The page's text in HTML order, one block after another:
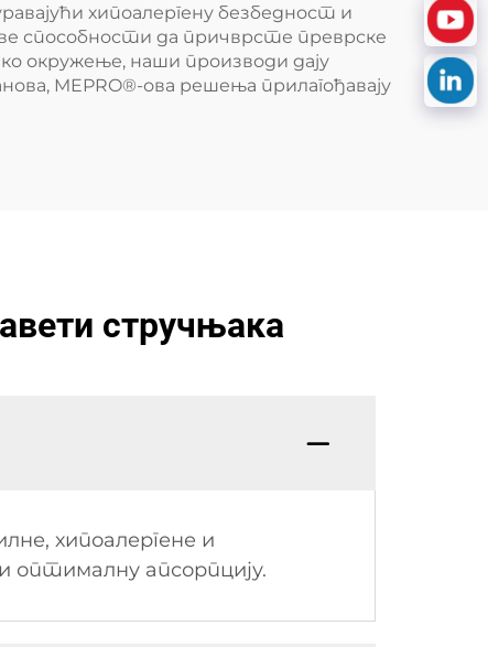
хипоалергену безбедност и
способности да причврсте преврске
окружење, наши производи дају
MEPRO®-ова решења прилагођавају
стручњака
хипоалергене и
оптималну апсорпцију.